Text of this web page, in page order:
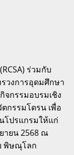
ร่วมกับ
วงการอุดมศึกษา
จกรรมอบรมเชิง
กรรมโดรน เพื่อ
โปรแกรมให้แก่
ายน 2568 ณ
พิษณุโลก